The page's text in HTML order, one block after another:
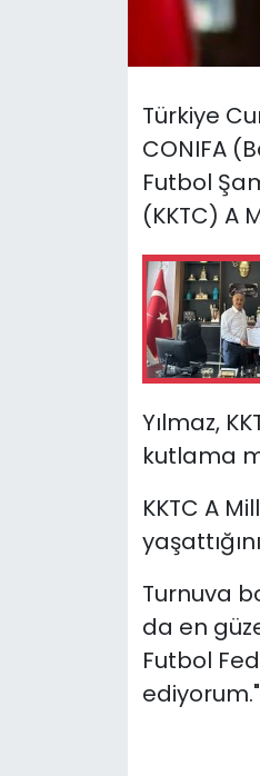
Türkiye
CONIFA
Futbol
(KKTC) A
Yılmaz,
kutlama
KKTC A
Turnuva
da en
Futbol
ediyorum."
Teknoloji
Video Galeri
Yazarlar